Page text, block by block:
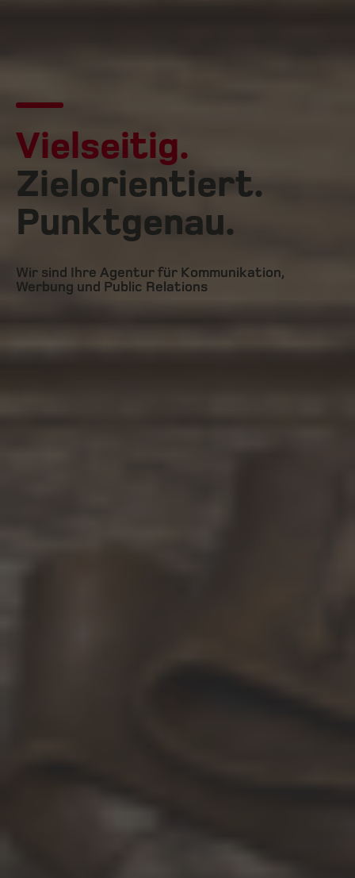
Vielseitig.
Zielorientiert.
Punktgenau.
Wir sind Ihre Agentur für Kommunikation,
Werbung und Public Relations